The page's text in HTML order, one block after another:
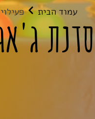
עמוד הבית
סדנת